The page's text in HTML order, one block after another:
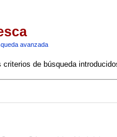
avanzada
de búsqueda